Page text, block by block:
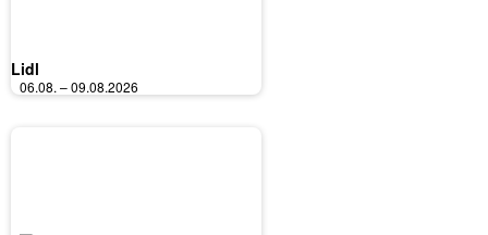
Lidl
06.08. – 09.08.2026